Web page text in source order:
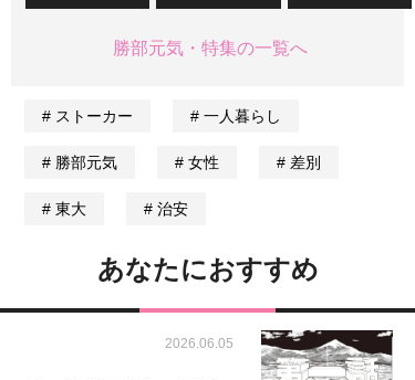
勝部元気・特集の一覧へ
ストーカー 一人暮らし
勝部元気 女性 差別
東大 治安
あなたにおすすめ
2026.06.05